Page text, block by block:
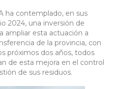
ha contemplado, en sus
2024, una inversión de
esta actuación a
de la provincia, con
próximos dos años, todos
de esta mejora en el control
de sus residuos.